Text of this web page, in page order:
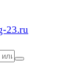
23.ru